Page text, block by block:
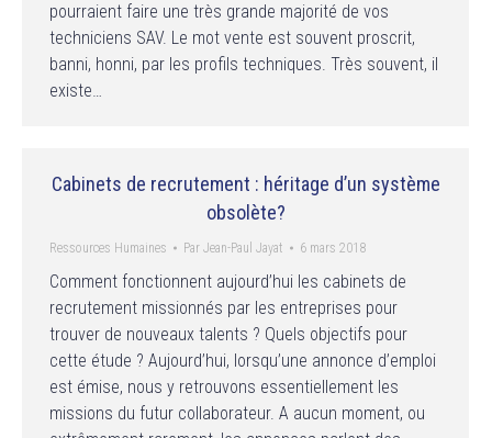
pourraient faire une très grande majorité de vos
techniciens SAV. Le mot vente est souvent proscrit,
banni, honni, par les profils techniques. Très souvent, il
existe…
Cabinets de recrutement : héritage d’un système
obsolète?
Ressources Humaines Par Jean-Paul Jayat 6 mars 2018
Comment fonctionnent aujourd’hui les cabinets de
recrutement missionnés par les entreprises pour
trouver de nouveaux talents ? Quels objectifs pour
cette étude ? Aujourd’hui, lorsqu’une annonce d’emploi
est émise, nous y retrouvons essentiellement les
missions du futur collaborateur. A aucun moment, ou